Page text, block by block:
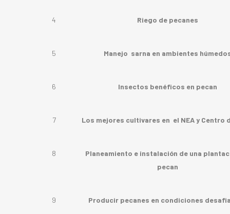
4 Riego de pecanes
5 Manejo sarna en ambientes
6 Insectos benéficos en pecan
7 Los mejores cultivares en el NEA y Centro
8
Planeamiento e instalación de una
pecan
9 Producir pecanes en condiciones